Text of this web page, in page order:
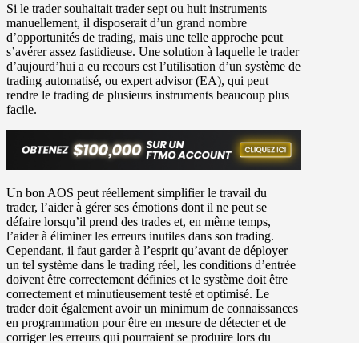
Si le trader souhaitait trader sept ou huit instruments
manuellement, il disposerait d’un grand nombre
d’opportunités de trading, mais une telle approche peut
s’avérer assez fastidieuse. Une solution à laquelle le trader
d’aujourd’hui a eu recours est l’utilisation d’un système de
trading automatisé, ou expert advisor (EA), qui peut
rendre le trading de plusieurs instruments beaucoup plus
facile.
Un bon AOS peut réellement simplifier le travail du
trader, l’aider à gérer ses émotions dont il ne peut se
défaire lorsqu’il prend des trades et, en même temps,
l’aider à éliminer les erreurs inutiles dans son trading.
Cependant, il faut garder à l’esprit qu’avant de déployer
un tel système dans le trading réel, les conditions d’entrée
doivent être correctement définies et le système doit être
correctement et minutieusement testé et optimisé. Le
trader doit également avoir un minimum de connaissances
en programmation pour être en mesure de détecter et de
corriger les erreurs qui pourraient se produire lors du